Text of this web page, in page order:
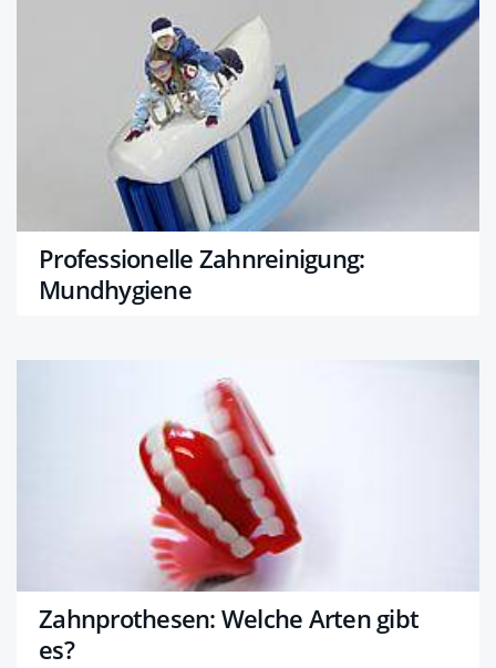
Professionelle Zahnreinigung:
Mundhygiene
Zahnprothesen: Welche Arten gibt
es?